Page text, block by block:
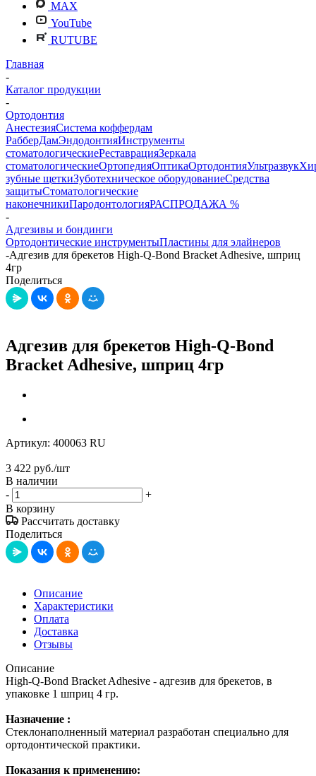
MAX
YouTube
RUTUBE
Главная
-
Каталог продукции
-
Ортодонтия
АнестезияСистема коффердам
РабберДамЭндодонтияИнструменты
стоматологическиеРеставрацияЗеркала
стоматологическиеОртопедияОптикаОртодонтияУльтразвук
зубные щеткиЗуботехническое оборудованиеСредства
защитыСтоматологические
наконечникиПародонтологияРАСПРОДАЖА %
-
Адгезивы и бондинги
Ортодонтические инструментыПластины для элайнеров
-Адгезив для брекетов High-Q-Bond Bracket Adhesive, шприц
4гр
Поделиться
Адгезив для брекетов High-Q-Bond
Bracket Adhesive, шприц 4гр
Артикул: 400063 RU
3 422 руб./шт
В наличии
-
+
В корзину
Рассчитать доставку
Поделиться
Описание
Характеристики
Оплата
Доставка
Отзывы
Описание
High-Q-Bond Bracket Adhesive - адгезив для брекетов, в
упаковке 1 шприц 4 гр.
Назначение :
Стеклонаполненный материал разработан специально для
ортодонтической практики.
Показания к применению: